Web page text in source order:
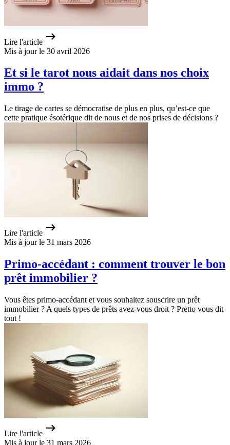
Lire l'article
Mis à jour le 30 avril 2026
Et si le tarot nous aidait dans nos choix
immo ?
Le tirage de cartes se démocratise de plus en plus, qu’est-ce que
cette pratique ésotérique dit de nous et de nos prises de décisions ?
Lire l'article
Mis à jour le 31 mars 2026
Primo-accédant : comment trouver le bon
prêt immobilier ?
Vous êtes primo-accédant et vous souhaitez souscrire un prêt
immobilier ? A quels types de prêts avez-vous droit ? Pretto vous dit
tout !
Lire l'article
Mis à jour le 31 mars 2026